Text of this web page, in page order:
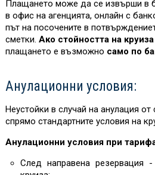
Плащането може да се извърши в
в офис на агенцията, онлайн с
път на посочените в
сметки. Ако стойността на
плащането е възможно само по
Анулационни условия:
Неустойки в случай на анулация от
спрямо стандартните условия на
Анулационни условия при
След направена резервация